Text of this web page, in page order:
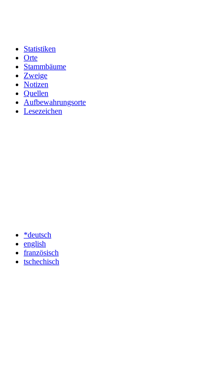
Statistiken
Orte
Stammbäume
Zweige
Notizen
Quellen
Aufbewahrungsorte
Lesezeichen
*deutsch
english
französisch
tschechisch